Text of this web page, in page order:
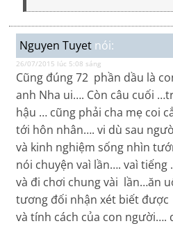
Nguyen Tuyet nói:
26/07/2015 lúc 5:08 sáng
Cũng đúng 72 phần dầu là
anh Nha ui…. Còn câu cuối
hậu … cũng phải cha mẹ coi
tới hôn nhân…. vi dù sau
và kinh nghiệm sống nhìn
nói chuyện vaì lần…. vaì
và đi chơi chung vài lần…ăn
tương đối nhận xét biết
và tính cách của con người….